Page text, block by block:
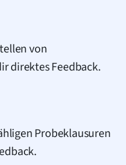
von
direktes Feedback.
Probeklausuren